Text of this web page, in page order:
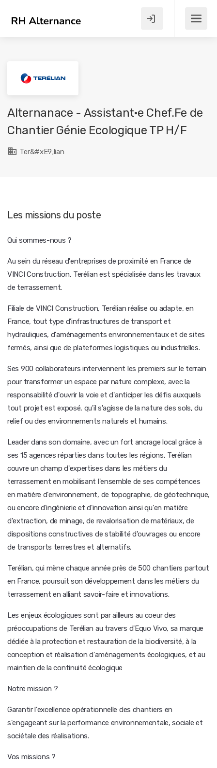
Alternanace - Assistant·e Chef.Fe de
Chantier Génie Ecologique TP H/F
Ter&#xE9;lian
Les missions du poste
Qui sommes-nous ?
Au sein du réseau d'entreprises de proximité en France de
VINCI Construction, Terélian est spécialisée dans les travaux
de terrassement.
Filiale de VINCI Construction, Terélian réalise ou adapte, en
France, tout type d'infrastructures de transport et
hydrauliques, d'aménagements environnementaux et de sites
fermés, ainsi que de plateformes logistiques ou industrielles.
Ses 900 collaborateurs interviennent les premiers sur le terrain
pour transformer un espace par nature complexe, avec la
responsabilité d'ouvrir la voie et d'anticiper les défis auxquels
tout projet est exposé, qu'il s'agisse de la nature des sols, du
relief ou des environnements naturels et humains.
Leader dans son domaine, avec un fort ancrage local grâce à
ses 15 agences réparties dans toutes les régions, Terélian
couvre un champ d'expertises dans les métiers du
terrassement en mobilisant l'ensemble de ses compétences
en matière d'environnement, de topographie, de géotechnique,
ou encore d'ingénierie et d'innovation ainsi qu'en matière
d'extraction, de minage, de revalorisation de matériaux, de
dispositions constructives de stabilité d'ouvrages ou encore
de transports terrestres et alternatifs.
Terélian, qui mène chaque année près de 500 chantiers partout
en France, poursuit son développement dans les métiers du
terrassement en alliant savoir-faire et innovations.
Les enjeux écologiques sont par ailleurs au coeur des
préoccupations de Terélian au travers d'Equo Vivo, sa marque
dédiée à la protection et restauration de la biodiversité, à la
conception et réalisation d'aménagements écologiques, et au
maintien de la continuité écologique
Notre mission ?
Garantir l'excellence opérationnelle des chantiers en
s'engageant sur la performance environnementale, sociale et
sociétale des réalisations.
Vos missions ?